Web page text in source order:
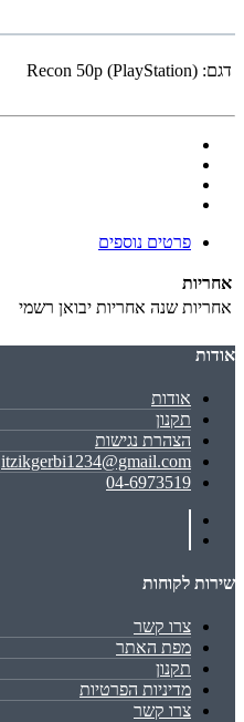
דגם: Recon 50p (PlayStation)
פרטים נוספים
אחריות
אחריות שנה אחריות יבואן רשמי
אודות
אודות
תקנון
הצהרת נגישות
itzikgerbi1234@gmail.com
04-6973519
שירות לקוחות
צרו קשר
מפת האתר
תקנון
מדיניות הפרטיות
צרו קשר